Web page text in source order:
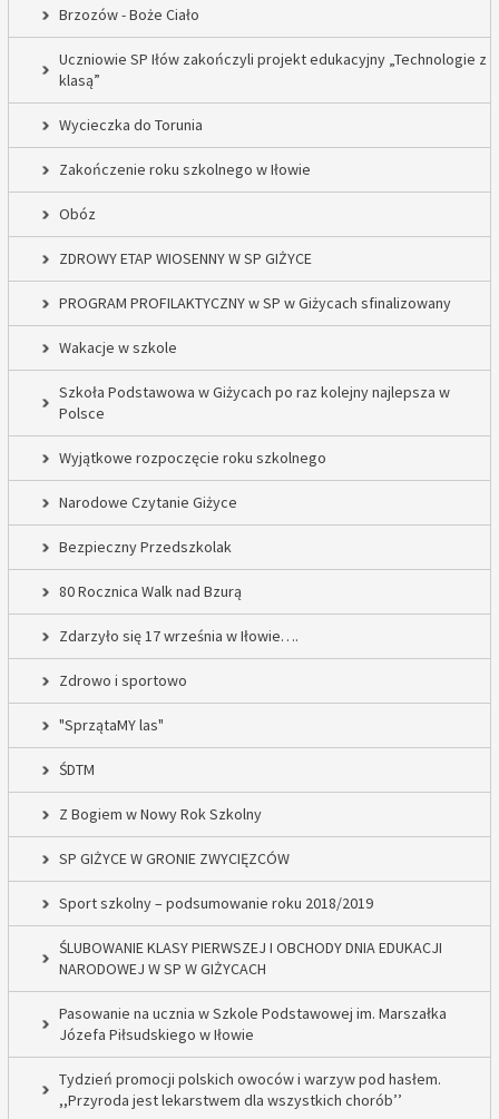
Brzozów - Boże Ciało
Uczniowie SP Iłów zakończyli projekt edukacyjny „Technologie z
klasą”
Wycieczka do Torunia
Zakończenie roku szkolnego w Iłowie
Obóz
ZDROWY ETAP WIOSENNY W SP GIŻYCE
PROGRAM PROFILAKTYCZNY w SP w Giżycach sfinalizowany
Wakacje w szkole
Szkoła Podstawowa w Giżycach po raz kolejny najlepsza w
Polsce
Wyjątkowe rozpoczęcie roku szkolnego
Narodowe Czytanie Giżyce
Bezpieczny Przedszkolak
80 Rocznica Walk nad Bzurą
Zdarzyło się 17 września w Iłowie….
Zdrowo i sportowo
"SprzątaMY las"
ŚDTM
Z Bogiem w Nowy Rok Szkolny
SP GIŻYCE W GRONIE ZWYCIĘZCÓW
Sport szkolny – podsumowanie roku 2018/2019
ŚLUBOWANIE KLASY PIERWSZEJ I OBCHODY DNIA EDUKACJI
NARODOWEJ W SP W GIŻYCACH
Pasowanie na ucznia w Szkole Podstawowej im. Marszałka
Józefa Piłsudskiego w Iłowie
Tydzień promocji polskich owoców i warzyw pod hasłem.
,,Przyroda jest lekarstwem dla wszystkich chorób’’